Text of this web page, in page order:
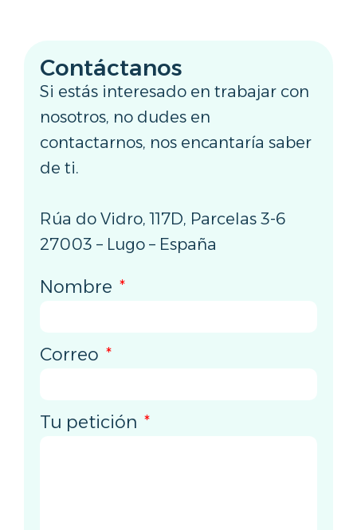
Contáctanos
Si estás interesado en trabajar con
nosotros, no dudes en
contactarnos, nos encantaría saber
de ti.
Rúa do Vidro, 117D, Parcelas 3-6
27003 – Lugo – España
Nombre
Correo
Tu petición